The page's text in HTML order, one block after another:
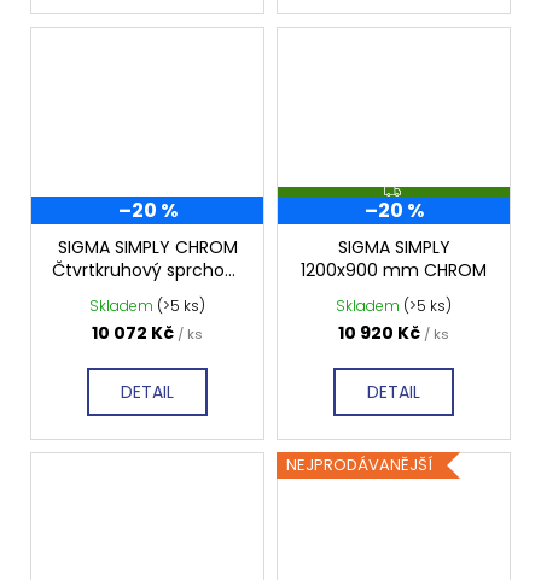
–20 %
SIGMA SIMPLY CHROM
Čtvrtkruhový sprchový
kout 1000x800 mm,
čiré sklo, GS1080
Skladem (>5 ks)
10 072 Kč / ks
DETAIL
Z
D
A
R
M
A
–20 %
SIGMA SIMPLY
1200x900 mm CHROM
Skladem (>5 ks)
10 920 Kč / ks
DETAIL
NEJPRODÁVANĚJŠÍ